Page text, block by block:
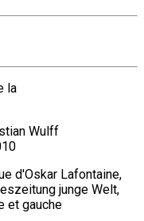
la
Wulff
d'Oskar Lafontaine,
junge Welt,
et gauche